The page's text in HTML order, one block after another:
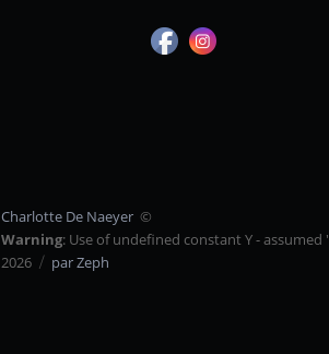
Charlotte De Naeyer ©
Warning: Use of undefined constant Y -
2026
par Zeph